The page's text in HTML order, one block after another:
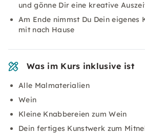
und gönne Dir eine kreative
Am Ende nimmst Du Dein eigenes
mit nach Hause
Was im Kurs inklusive ist
Alle Malmaterialien
Wein
Kleine Knabbereien zum Wein
Dein fertiges Kunstwerk zum